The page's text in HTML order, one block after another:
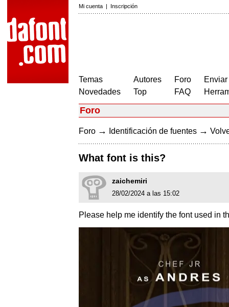
Mi cuenta | Inscripción
Temas
Novedades
Autores
Top
Foro
FAQ
Foro
Foro → Identificación de fuentes →
What font is this?
zaichemiri
28/02/2024 a las 15:02
Please help me identify the font used in